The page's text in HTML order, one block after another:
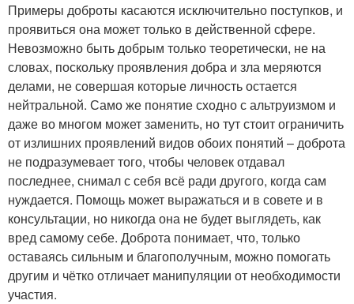
Примеры доброты касаются исключительно поступков, и
проявиться она может только в действенной сфере.
Невозможно быть добрым только теоретически, не на
словах, поскольку проявления добра и зла меряются
делами, не совершая которые личность остается
нейтральной. Само же понятие сходно с альтруизмом и
даже во многом может заменить, но тут стоит ограничить
от излишних проявлений видов обоих понятий – доброта
не подразумевает того, чтобы человек отдавал
последнее, снимал с себя всё ради другого, когда сам
нуждается. Помощь может выражаться и в совете и в
консультации, но никогда она не будет выглядеть, как
вред самому себе. Доброта понимает, что, только
оставаясь сильным и благополучным, можно помогать
другим и чётко отличает манипуляции от необходимости
участия.